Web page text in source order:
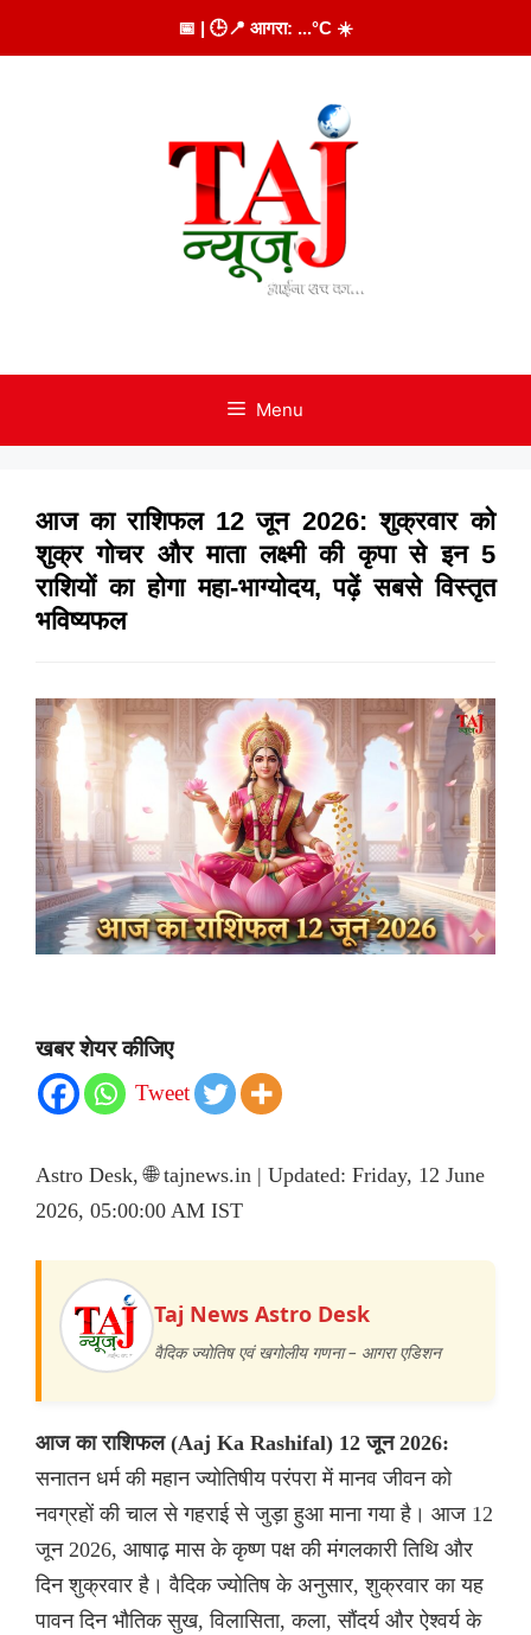
to
📅 | 🕒📍 आगरा: ...°C ☀️
Menu
आज का राशिफल 12 जून 2026: शुक्रवार को
शुक्र गोचर और माता लक्ष्मी की कृपा से इन 5
राशियों का होगा महा-भाग्योदय, पढ़ें सबसे विस्तृत
भविष्यफल
खबर शेयर कीजिए
Tweet
Astro Desk, 🌐 tajnews.in | Updated: Friday, 12 June
2026, 05:00:00 AM IST
Taj News Astro Desk
वैदिक ज्योतिष एवं खगोलीय गणना – आगरा एडिशन
आज का राशिफल (Aaj Ka Rashifal) 12 जून 2026:
सनातन धर्म की महान ज्योतिषीय परंपरा में मानव जीवन को
नवग्रहों की चाल से गहराई से जुड़ा हुआ माना गया है। आज 12
जून 2026, आषाढ़ मास के कृष्ण पक्ष की मंगलकारी तिथि और
दिन शुक्रवार है। वैदिक ज्योतिष के अनुसार, शुक्रवार का यह
पावन दिन भौतिक सुख, विलासिता, कला, सौंदर्य और ऐश्वर्य के